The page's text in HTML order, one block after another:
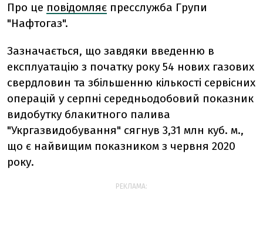
Про це повідомляє пресслужба Групи
"Нафтогаз".
Зазначається, що завдяки введенню в
експлуатацію з початку року 54 нових газових
свердловин та збільшенню кількості сервісних
операцій у серпні середньодобовий показник
видобутку блакитного палива
"Укргазвидобування" сягнув 3,31 млн куб. м.,
що є найвищим показником з червня 2020
року.
РЕКЛАМА: